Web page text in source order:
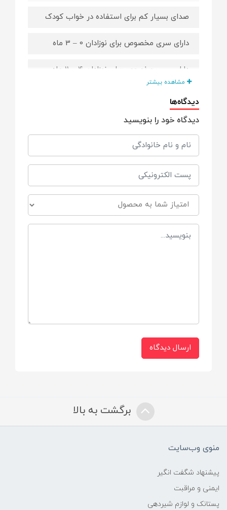
صدای بسیار کم برای استفاده در خواب کودک
دارای سری مخصوص برای نوزادان 0 – 3 ماه
دارای سری مخصوص برای نوزادان 4 – 11 ماه
دارای سری مخصوص برای نوزادان 12 – 36 ماه
دارای سری سوهان گوشه ساب بزرگسال
دارای سری فلزی بزرگسال
فاقد BPA و مواد مضر شیمیایی
برند
اونت
مشاهده بیشتر
دیدگاه‌ها
دیدگاه خود را بنویسید
ارسال دیدگاه
برگشت به بالا
منوی وب‌سایت
پیشنهاد شگفت انگیر
ایمنی و مراقبت
پستانک و لوازم شیردهی